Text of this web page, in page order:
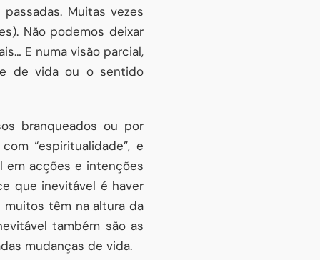
Muitas vezes
Não podemos deixar
E numa visão parcial,
de vida ou o sentido
branqueados ou por
“espiritualidade”, e
em acções e intenções
que inevitável é haver
têm na altura da
também são as
mudanças de vida.